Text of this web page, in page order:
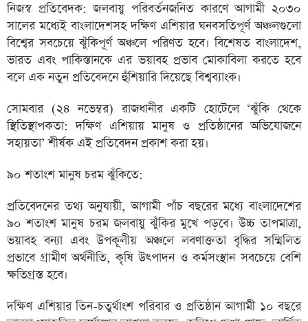
নিজস্ব প্রতিবেদক: জলবায়ু পরিবর্তনজনিত কারণে আগামী ২০৩০
সালের মধ্যেই বাংলাদেশসহ দক্ষিণ এশিয়ার ঘনবসতিপূর্ণ অঞ্চলগুলো
বিশ্বের সবচেয়ে ঝুঁকিপূর্ণ অঞ্চলে পরিণত হবে। বিশেষত বাংলাদেশ,
ভারত এবং পাকিস্তানকে এর ভয়াবহ প্রভাব মোকাবিলা করতে হবে
বলে এক নতুন প্রতিবেদনে হুঁশিয়ারি দিয়েছে বিশ্বব্যাংক।
সোমবার (২৪ নভেম্বর) রাজধানীর একটি হোটেলে ‘ঝুঁকি থেকে
স্থিতিস্থাপকতা: দক্ষিণ এশিয়ায় মানুষ ও প্রতিষ্ঠানের অভিযোজনে
সহায়তা’ শীর্ষক এই প্রতিবেদন প্রকাশ করা হয়।
৯০ শতাংশ মানুষ চরম ঝুঁকিতে:
প্রতিবেদনের তথ্য অনুযায়ী, আগামী পাঁচ বছরের মধ্যে বাংলাদেশের
৯০ শতাংশ মানুষ চরম জলবায়ু ঝুঁকির মুখে পড়বে। উচ্চ তাপমাত্রা,
ভয়াবহ বন্যা এবং উপকূলীয় অঞ্চলে লবণাক্ততা বৃদ্ধির সম্মিলিত
প্রভাবে গ্রামীণ অর্থনীতি, কৃষি উৎপাদন ও কর্মসংস্থান সবচেয়ে বেশি
ক্ষতিগ্রস্ত হবে।
দক্ষিণ এশিয়ার তিন-চতুর্থাংশ পরিবার ও প্রতিষ্ঠান আগামী ১০ বছরে